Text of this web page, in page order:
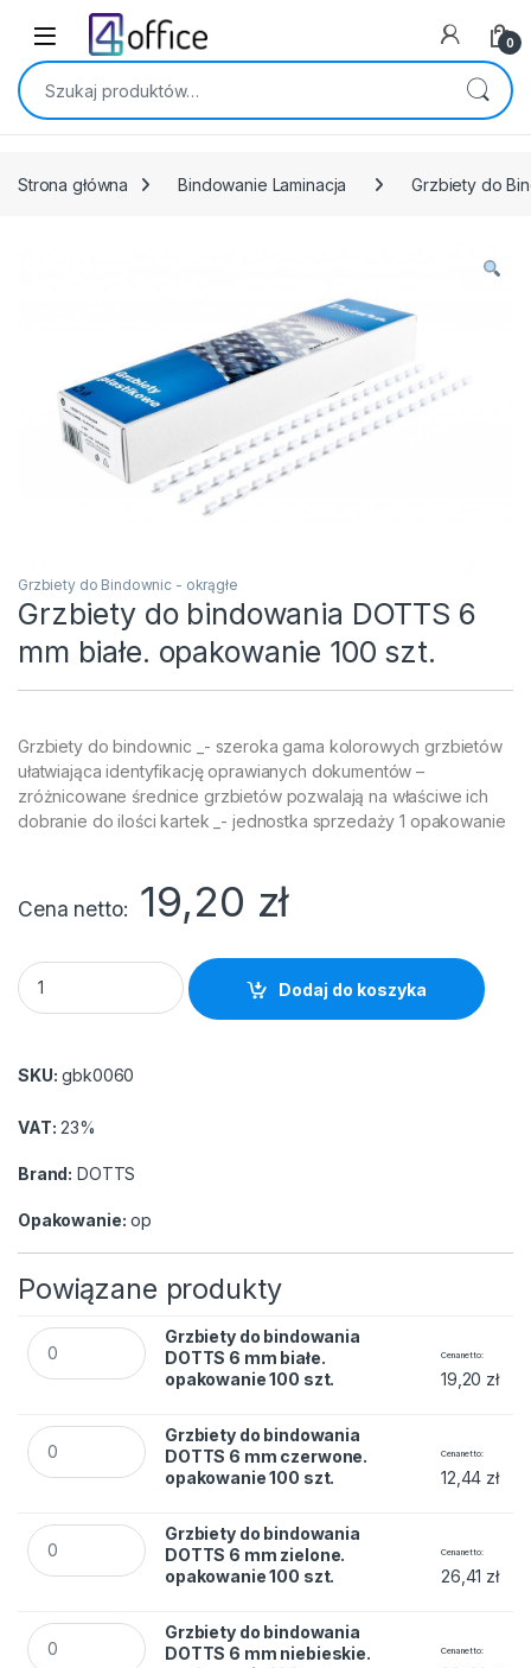
Skip to navigation
Skip to content
0
Szukaj:
Strona główna Bindowanie Laminacja Grzbiety do
Grzbiety do Bindownic - okrągłe
Grzbiety do bindowania DOTTS 6
mm białe. opakowanie 100 szt.
Grzbiety do bindownic _- szeroka gama kolorowych grzbietów
ułatwiająca identyfikację oprawianych dokumentów –
zróżnicowane średnice grzbietów pozwalają na właściwe ich
dobranie do ilości kartek _- jednostka sprzedaży 1 opakowanie
Cena netto 19,20 zł
Grzbiety do bindowania DOTTS 6 mm białe. opakowanie 100
Dodaj do koszyka
SKU: gbk0060
VAT: 23%
Brand: DOTTS
Opakowanie: op
Powiązane produkty
Grzbiety do bindowania DOTTS 6 mm białe. opakowanie
Grzbiety do bindowania
DOTTS 6 mm białe.
opakowanie 100 szt.
Cena netto
19,20 zł
Grzbiety do bindowania DOTTS 6 mm czerwone.
Grzbiety do bindowania
DOTTS 6 mm czerwone.
opakowanie 100 szt.
Cena netto
12,44 zł
Grzbiety do bindowania DOTTS 6 mm zielone. opakowanie
Grzbiety do bindowania
DOTTS 6 mm zielone.
opakowanie 100 szt.
Cena netto
26,41 zł
Grzbiety do bindowania DOTTS 6 mm niebieskie.
Grzbiety do bindowania
DOTTS 6 mm niebieskie.
Cena netto